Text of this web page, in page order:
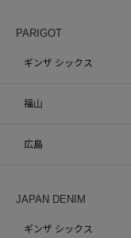
PARIGOT
ギンザ シックス
福山
広島
JAPAN DENIM
ギンザ シックス